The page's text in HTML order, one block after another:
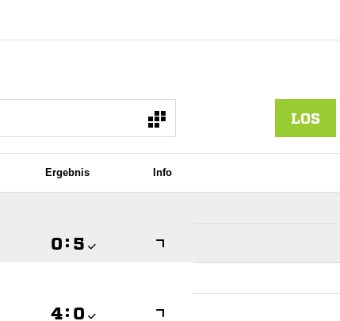
LOS
Ergebnis Info
 : 
 : 